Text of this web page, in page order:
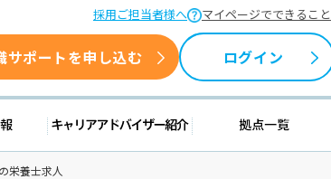
採用ご担当者様へ マイページでできること
サポートを申し込む ログイン
転職支援情報 キャリアアドバイザー紹介
栄養士求人